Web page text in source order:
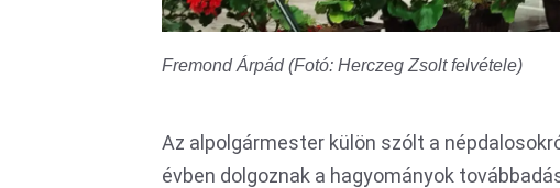
Fremond Árpád (Fotó: Herczeg Zsolt felvétele)
Az alpolgármester külön szólt a
évben dolgoznak a hagyományok